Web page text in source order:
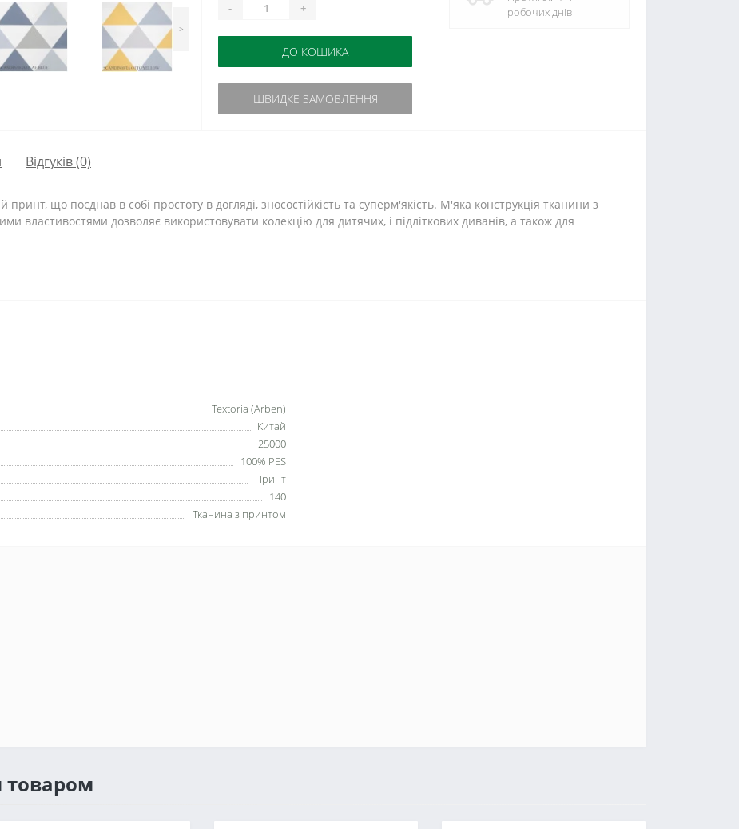
>
- +
ДО КОШИКА
ШВИДКЕ ЗАМОВЛЕННЯ
робочих днів
Відгуків (0)
принт, що поєднав в собі простоту в догляді, зносостійкість та суперм'якість. М'яка конструкція тканини з
властивостями дозволяє використовувати колекцію для дитячих, і підліткових диванів, а також для
Textoria (Arben)
Китай
25000
100% PES
Принт
140
Тканина з принтом